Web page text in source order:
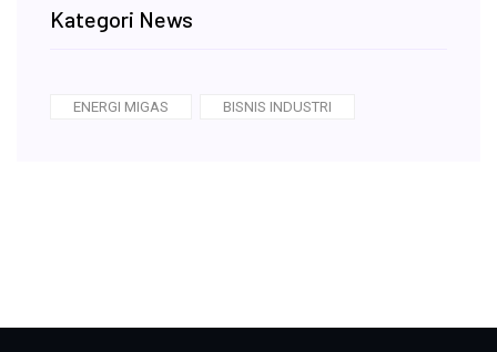
Kategori News
ENERGI MIGAS BISNIS INDUSTRI